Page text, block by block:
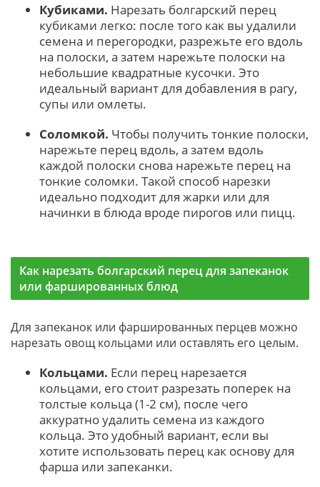
Кубиками. Нарезать болгарский перец
кубиками легко: после того как вы удалили
семена и перегородки, разрежьте его вдоль
на полоски, а затем нарежьте полоски на
небольшие квадратные кусочки. Это
идеальный вариант для добавления в рагу,
супы или омлеты.
Соломкой. Чтобы получить тонкие полоски,
нарежьте перец вдоль, а затем вдоль
каждой полоски снова нарежьте перец на
тонкие соломки. Такой способ нарезки
идеально подходит для жарки или для
начинки в блюда вроде пирогов или пицц.
Как нарезать болгарский перец для запеканок
или фаршированных блюд
Для запеканок или фаршированных перцев можно
нарезать овощ кольцами или оставлять его целым.
Кольцами. Если перец нарезается
кольцами, его стоит разрезать поперек на
толстые кольца (1-2 см), после чего
аккуратно удалить семена из каждого
кольца. Это удобный вариант, если вы
хотите использовать перец как основу для
фарша или запеканки.